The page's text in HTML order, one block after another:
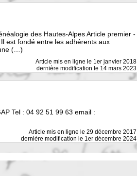
des Hautes-Alpes Article premier -
est fondé entre les adhérents aux
(…)
Article mis en ligne le 1er janvier 2018
dernière modification le 14 mars 2023
Tel : 04 92 51 99 63 email :
Article mis en ligne le 29 décembre 2017
dernière modification le 1er décembre 2024